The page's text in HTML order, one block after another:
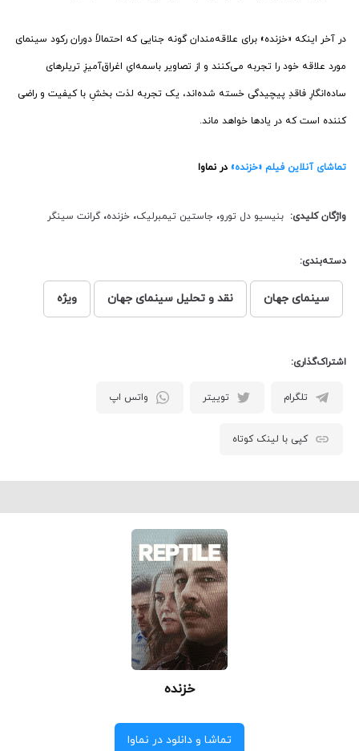
در آخر اینکه «خزنده» برای علاقه‌مندان گونه جنایی که احتمالاً دوران رکود سینمای
مورد علاقه خود را تجربه می‌کنند و از تصاویر باسمه‌ایِ اغراق‌آمیزِ تریلرهای
ساده‌انگارِ فاقدِ پیچیدگی خسته شده‌اند، یک تجربه لذت بخشِ با کیفیت و راضی
کننده است که در یادها خواهد ماند.
تماشای آنلاین فیلم «خزنده» در نماوا
واژگان کلیدی: بنیسیو دل تورو، جاستین تیمبرلیک، خزنده، گرانت سینگر
دسته‌بندی:
سینمای جهان نقد و تحلیل سینمای جهان ویژه
اشتراک‌گذاری:
تلگرام توییتر واتس اپ
کپی با لینک کوتاه
خزنده
تماشا و دانلود در نماوا